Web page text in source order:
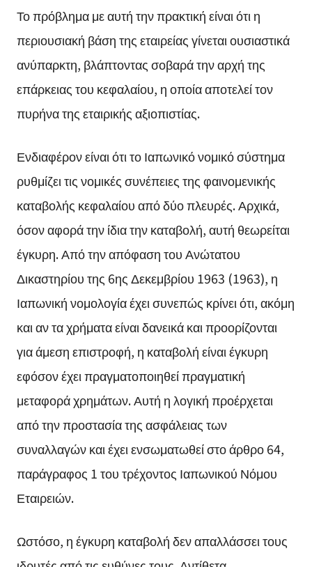
Το πρόβλημα με αυτή την πρακτική είναι ότι η
περιουσιακή βάση της εταιρείας γίνεται ουσιαστικά
ανύπαρκτη, βλάπτοντας σοβαρά την αρχή της
επάρκειας του κεφαλαίου, η οποία αποτελεί τον
πυρήνα της εταιρικής αξιοπιστίας.
Ενδιαφέρον είναι ότι το Ιαπωνικό νομικό σύστημα
ρυθμίζει τις νομικές συνέπειες της φαινομενικής
καταβολής κεφαλαίου από δύο πλευρές. Αρχικά,
όσον αφορά την ίδια την καταβολή, αυτή θεωρείται
έγκυρη. Από την απόφαση του Ανώτατου
Δικαστηρίου της 6ης Δεκεμβρίου 1963 (1963), η
Ιαπωνική νομολογία έχει συνεπώς κρίνει ότι, ακόμη
και αν τα χρήματα είναι δανεικά και προορίζονται
για άμεση επιστροφή, η καταβολή είναι έγκυρη
εφόσον έχει πραγματοποιηθεί πραγματική
μεταφορά χρημάτων. Αυτή η λογική προέρχεται
από την προστασία της ασφάλειας των
συναλλαγών και έχει ενσωματωθεί στο άρθρο 64,
παράγραφος 1 του τρέχοντος Ιαπωνικού Νόμου
Εταιρειών.
Ωστόσο, η έγκυρη καταβολή δεν απαλλάσσει τους